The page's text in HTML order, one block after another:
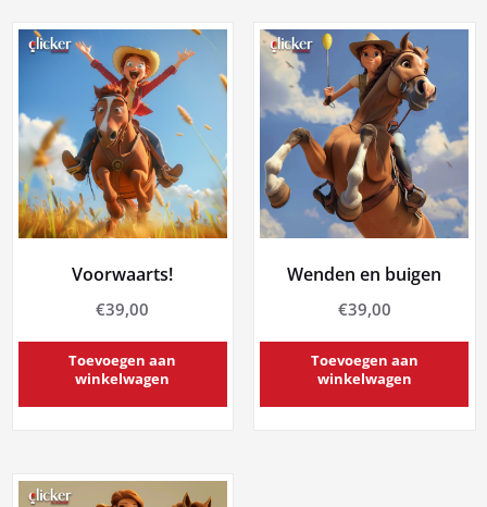
Voorwaarts!
€39,00
Toevoegen aan
winkelwagen
Wenden en buigen
€39,00
Toevoegen aan
winkelwagen